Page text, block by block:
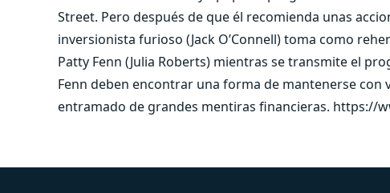
Street. Pero después de que él recomienda unas
inversionista furioso (Jack O’Connell) toma como
Patty Fenn (Julia Roberts) mientras se transmite el
Fenn deben encontrar una forma de mantenerse
entramado de grandes mentiras financieras. https://